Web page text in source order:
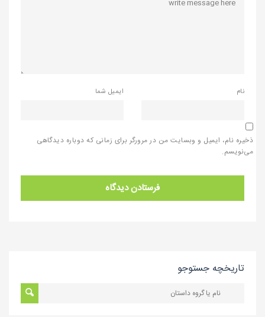
نام ایمیل شما
ذخیره نام، ایمیل و وبسایت من در مرورگر برای زمانی که دوباره دیدگاهی
می‌نویسم.
تاریخچه جستوجو